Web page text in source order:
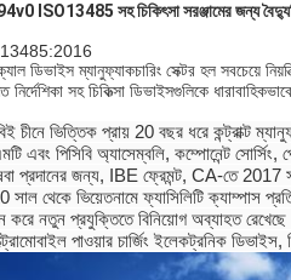
ISO13485 সহ চিকিৎসা সরঞ্জামের জন্য
ডিভাইস ম্যানুফ্যাকচারিং সেক্টর হল সবচেয়ে
নির্দেশিকা সহ চিকিত্সা ডিভাইসগুলিকে
চীনে ভিত্তিক প্রায় 20 বছর ধরে কন্ট্রাক্ট
এবং পিসিবি অ্যাসেম্বলি, কম্পোনেন্ট
প্রদানের জন্য, IBE ফ্রেমন্ট, CA-তে 2017
সাল থেকে ভিয়েতনামে ফ্যাসিলিটি ক্যাম্পাস
করে নতুন প্রযুক্তিতে বিনিয়োগ অব্যাহত
পাওয়ার চার্জিং ইলেকট্রনিক